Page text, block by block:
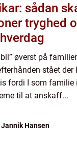
sådan
tryghed
øverst på
stået
fordi I som familie
til at anskaff...
Jannik Hansen